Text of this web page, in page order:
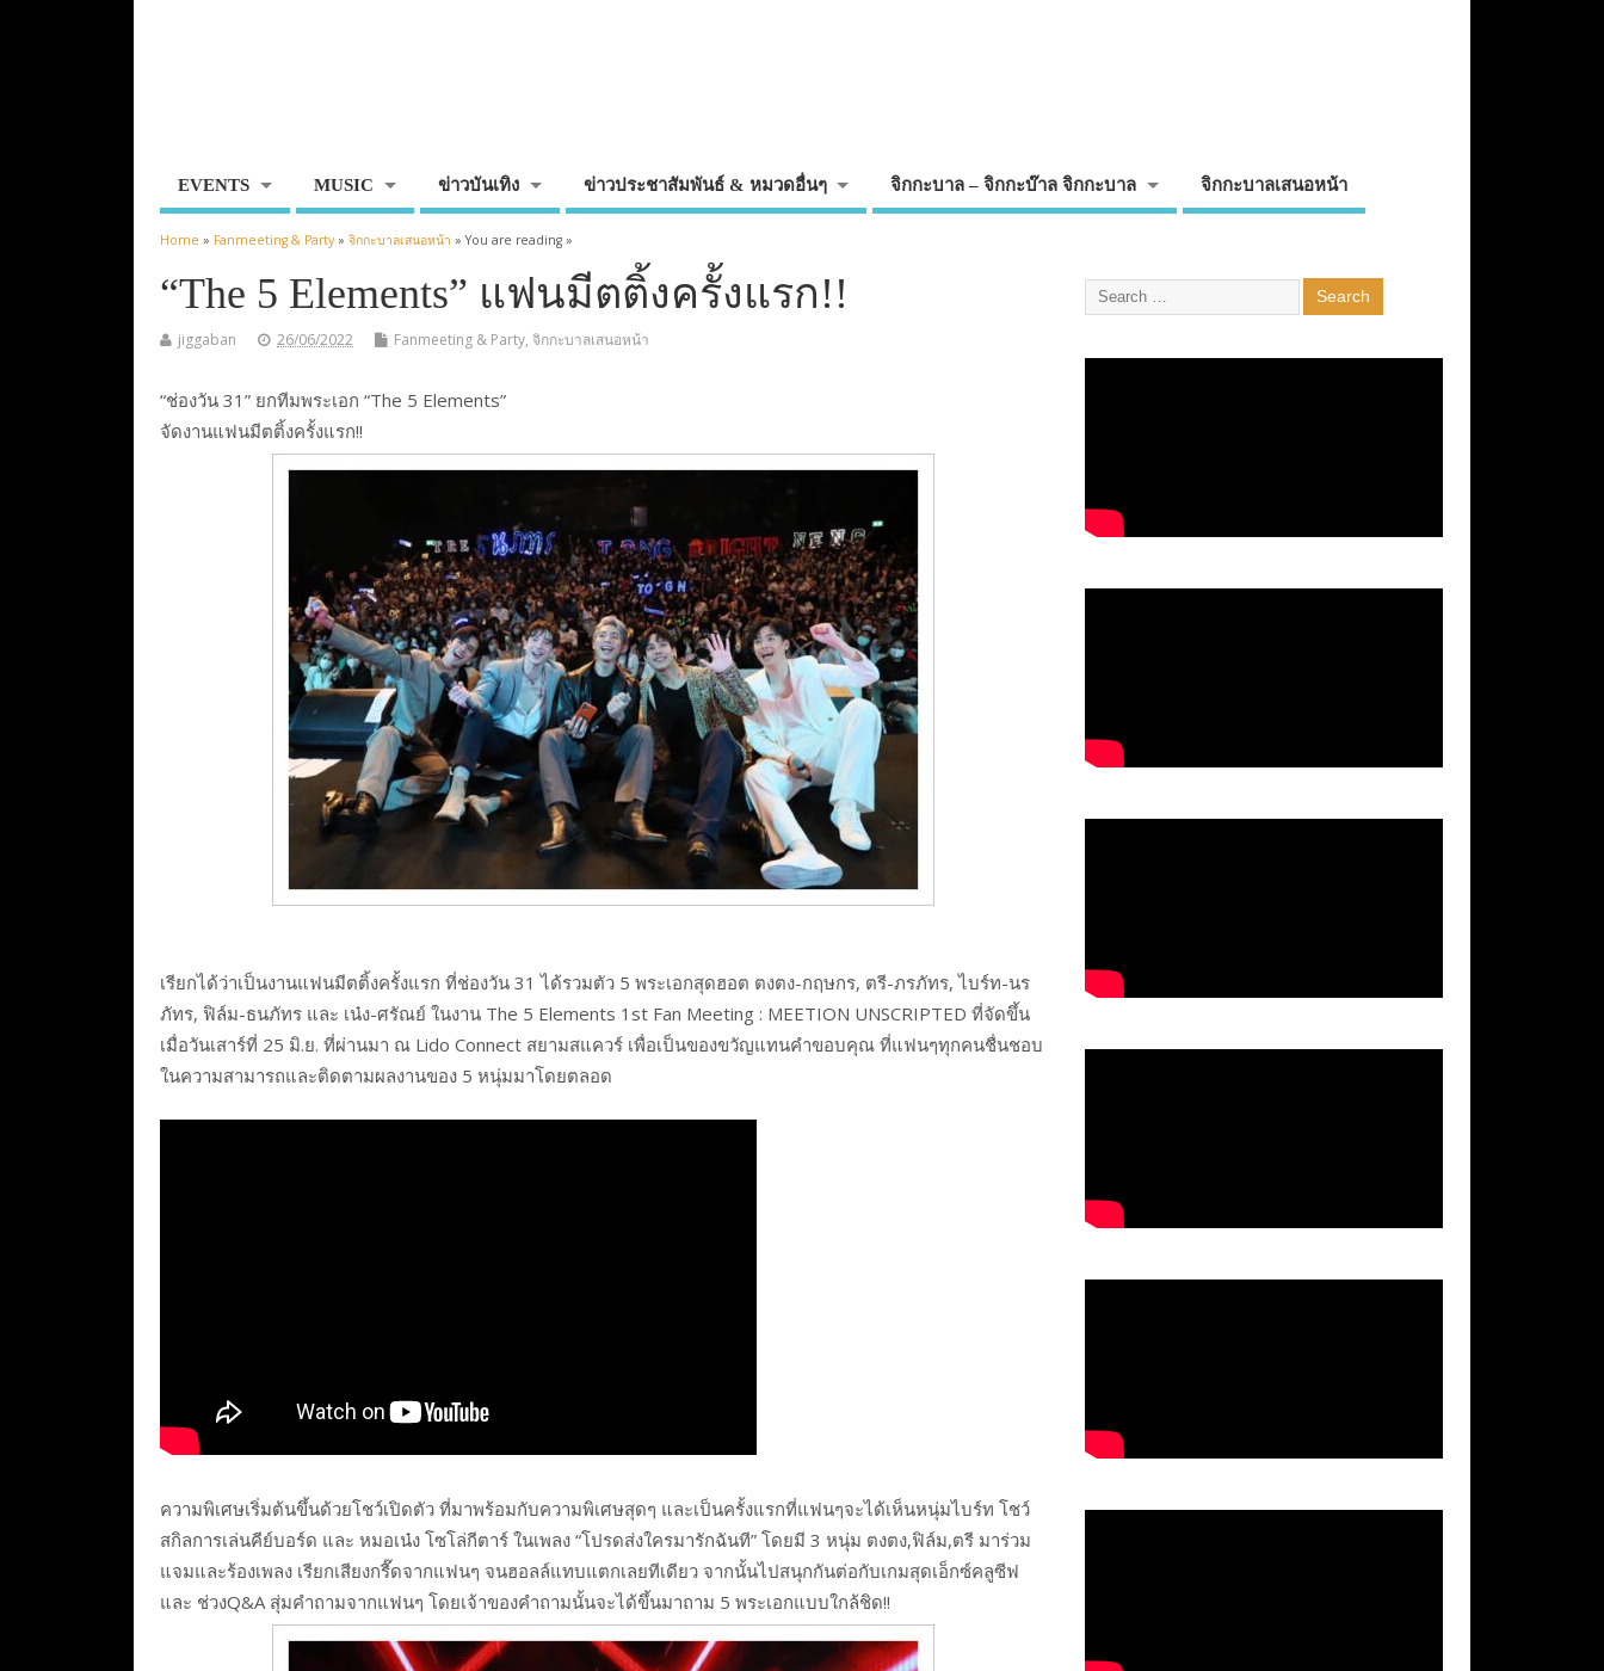
EVENTS MUSIC ข่าวบันเทิง ข่าวประชาสัมพันธ์ & หมวดอื่นๆ จิกกะบาล – จิกกะบ๊าล จิกกะบาล จิกกะบาลเสนอหน้า
Home » Fanmeeting & Party »จิกกะบาลเสนอหน้า » You are reading »
“The 5 Elements” แฟนมีตติ้งครั้งแรก!!
jiggaban 26/06/2022 Fanmeeting & Party,จิกกะบาลเสนอหน้า
“ช่องวัน 31” ยกทีมพระเอก “The 5 Elements”
จัดงานแฟนมีตติ้งครั้งแรก!!
เรียกได้ว่าเป็นงานแฟนมีตติ้งครั้งแรก ที่ช่องวัน 31 ได้รวมตัว 5 พระเอกสุดฮอต ตงตง-กฤษกร, ตรี-ภรภัทร, ไบร์ท-นร
ภัทร, ฟิล์ม-ธนภัทร และ เน๋ง-ศรัณย์ ในงาน The 5 Elements 1st Fan Meeting : MEETION UNSCRIPTED ที่จัดขึ้น
เมื่อวันเสาร์ที่ 25 มิ.ย. ที่ผ่านมา ณ Lido Connect สยามสแควร์ เพื่อเป็นของขวัญแทนคำขอบคุณ ที่แฟนๆทุกคนชื่นชอบ
ในความสามารถและติดตามผลงานของ 5 หนุ่มมาโดยตลอด
ความพิเศษเริ่มต้นขึ้นด้วยโชว์เปิดตัว ที่มาพร้อมกับความพิเศษสุดๆ และเป็นครั้งแรกที่แฟนๆจะได้เห็นหนุ่มไบร์ท โชว์
สกิลการเล่นคีย์บอร์ด และ หมอเน๋ง โซโล่กีตาร์ ในเพลง “โปรดส่งใครมารักฉันที” โดยมี 3 หนุ่ม ตงตง,ฟิล์ม,ตรี มาร่วม
แจมและร้องเพลง เรียกเสียงกรี๊ดจากแฟนๆ จนฮอลล์แทบแตกเลยทีเดียว จากนั้นไปสนุกกันต่อกับเกมสุดเอ็กซ์คลูซีฟ
และ ช่วงQ&A สุ่มคำถามจากแฟนๆ โดยเจ้าของคำถามนั้นจะได้ขึ้นมาถาม 5 พระเอกแบบใกล้ชิด!!